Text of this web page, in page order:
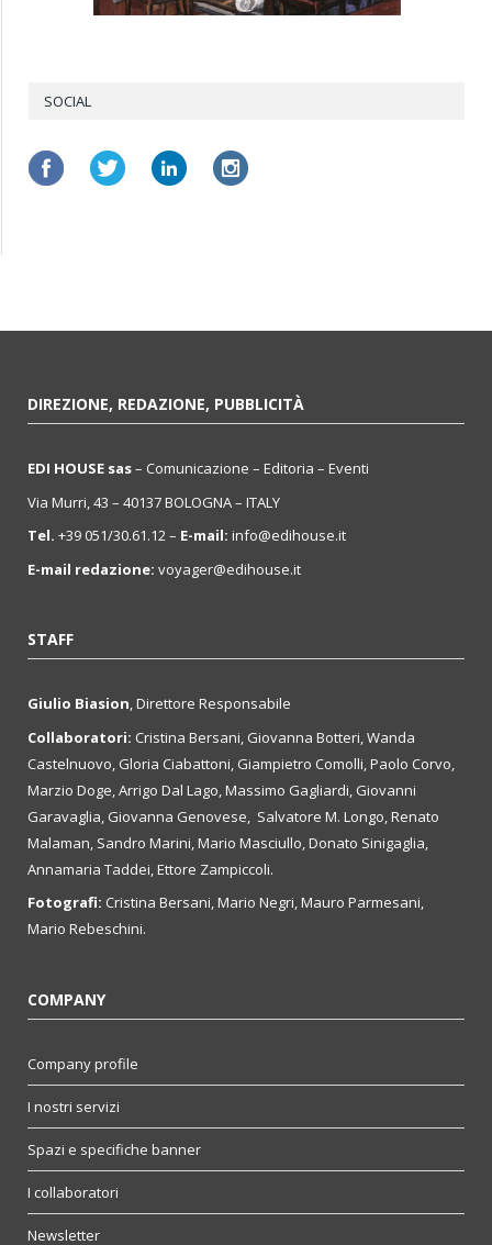
SOCIAL
DIREZIONE, REDAZIONE, PUBBLICITÀ
EDI HOUSE sas– Comunicazione – Editoria – Eventi
Via Murri, 43 – 40137 BOLOGNA – ITALY
Tel. +39 051/30.61.12 – E-mail: info@edihouse.it
E-mail redazione: voyager@edihouse.it
STAFF
Giulio Biasion, Direttore Responsabile
Collaboratori: Cristina Bersani, Giovanna Botteri, Wanda
Castelnuovo, Gloria Ciabattoni, Giampietro Comolli, Paolo Corvo,
Marzio Doge, Arrigo Dal Lago, Massimo Gagliardi, Giovanni
Garavaglia, Giovanna Genovese, Salvatore M. Longo, Renato
Malaman, Sandro Marini, Mario Masciullo, Donato Sinigaglia,
Annamaria Taddei, Ettore Zampiccoli.
Fotografi: Cristina Bersani, Mario Negri, Mauro Parmesani,
Mario Rebeschini.
COMPANY
Company profile
I nostri servizi
Spazi e specifiche banner
I collaboratori
Newsletter